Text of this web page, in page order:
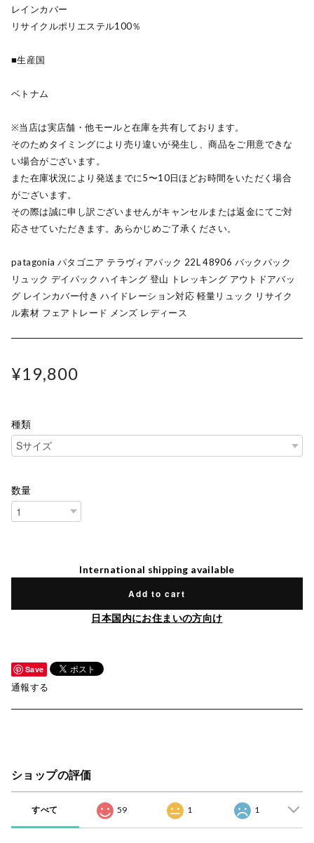
レインカバー
リサイクルポリエステル100％
■生産国
ベトナム
※当店は実店舗・他モールと在庫を共有しております。
そのためタイミングにより売り違いが発生し、商品をご用意できな
い場合がございます。
また在庫状況により発送までに5〜10日ほどお時間をいただく場合
がございます。
その際は誠に申し訳ございませんがキャンセルまたは返金にてご対
応させていただきます。あらかじめご了承ください。
patagonia パタゴニア テラヴィアパック 22L 48906 バックパック
リュック デイパック ハイキング 登山 トレッキング アウトドアバッ
グ レインカバー付き ハイドレーション対応 軽量リュック リサイク
ル素材 フェアトレード メンズ レディース
¥19,800
種類
数量
International shipping available
Add to cart
日本国内にお住まいの方向け
Save
通報する
ショップの評価
すべて 59 1 1